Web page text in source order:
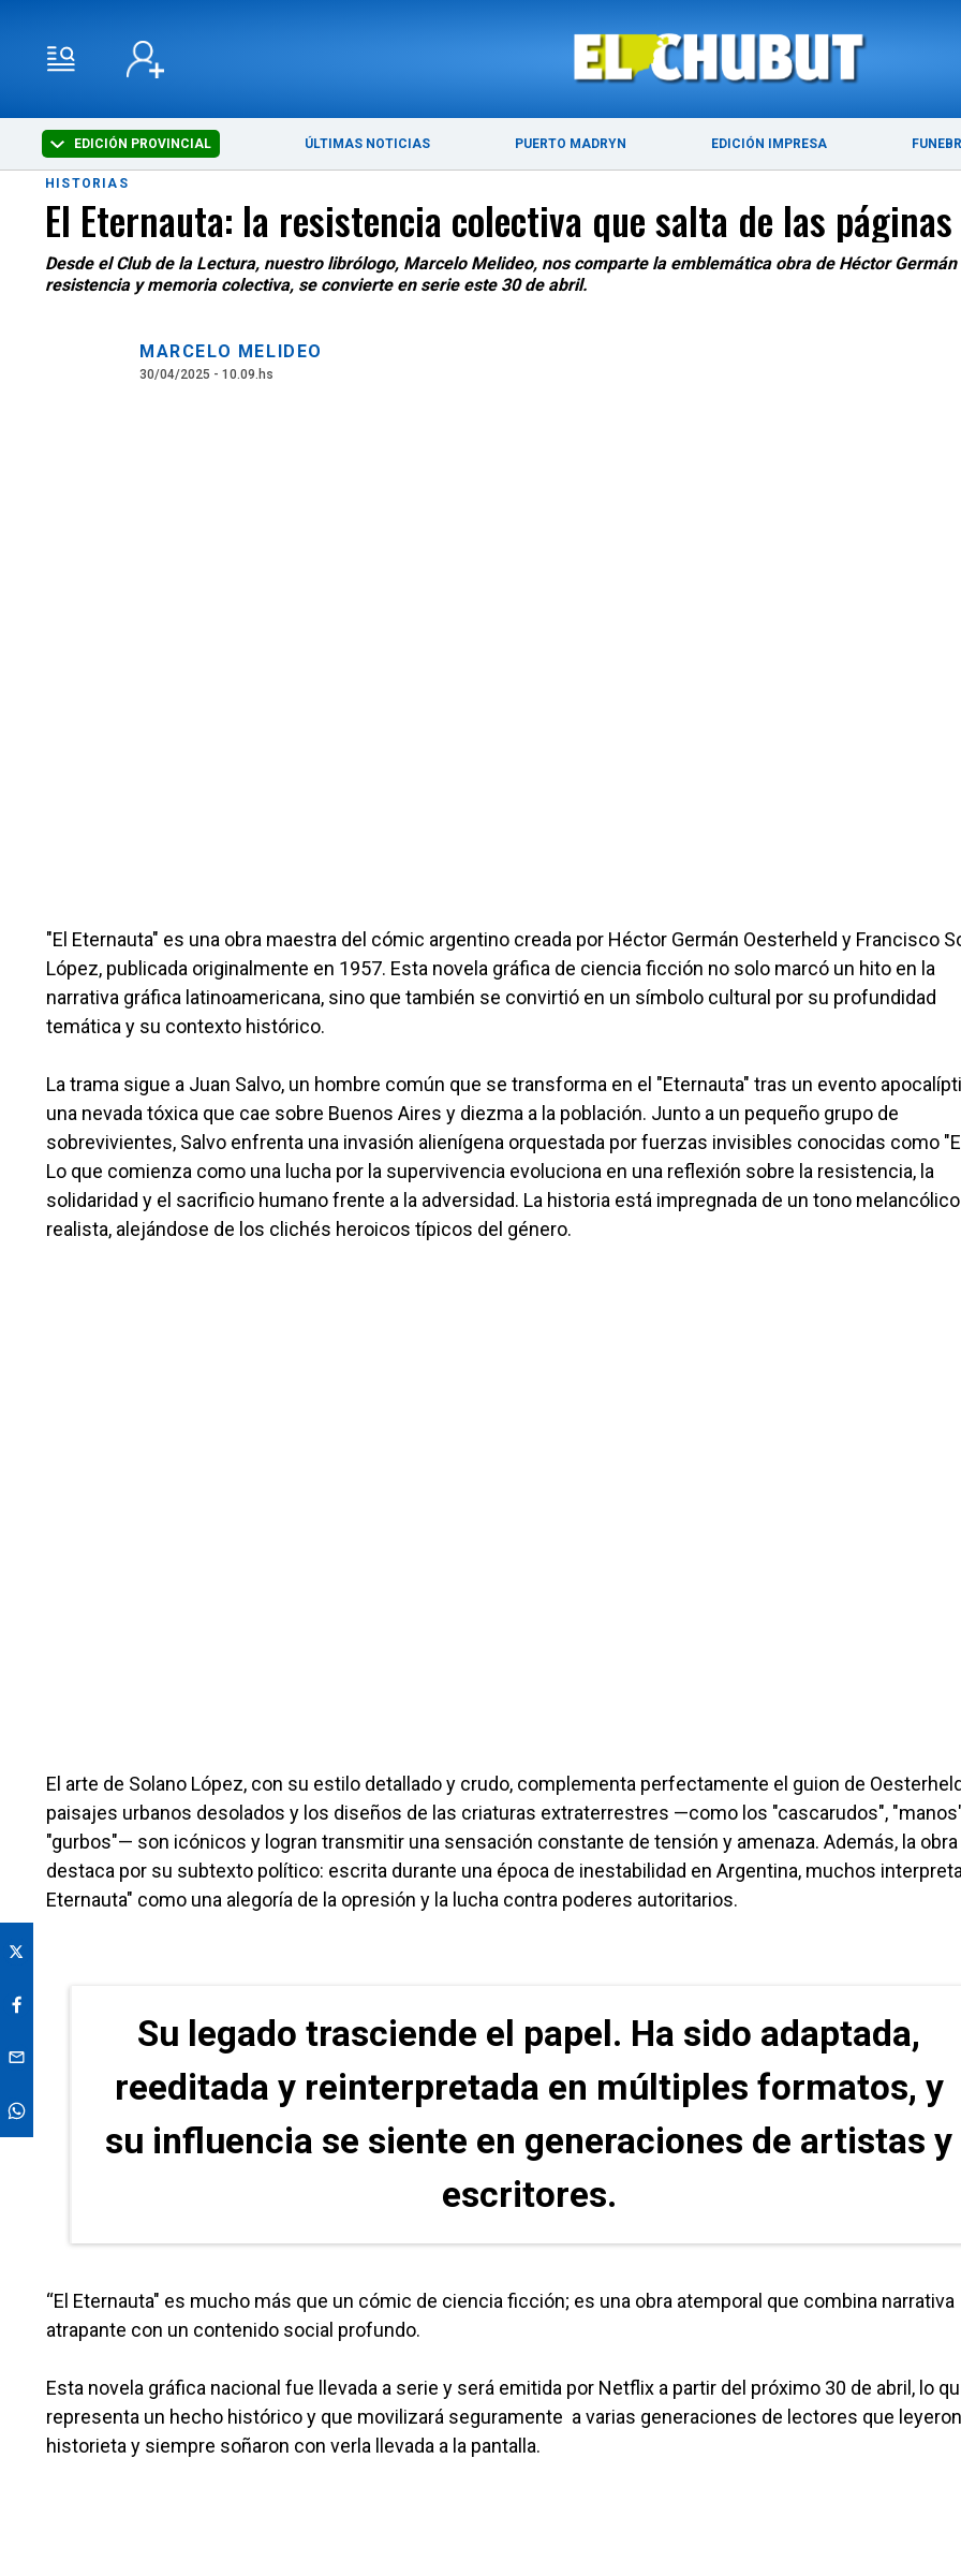
EDICIÓN PROVINCIAL ÚLTIMAS NOTICIAS PUERTO MADRYN EDICIÓN IMPRESA
ÚLTIMAS NOTICIAS PUERTO MADRYN
HISTORIAS
El Eternauta: la resistencia colectiva que salta de las
Desde el Club de la Lectura, nuestro librólogo, Marcelo Melideo, nos comparte la emblemática obra de Héctor
resistencia y memoria colectiva, se convierte en serie este 30 de abril.
MARCELO MELIDEO
30/04/2025 - 10.09.hs
"El Eternauta" es una obra maestra del cómic argentino creada por Héctor Germán Oesterheld y Francisco
López, publicada originalmente en 1957. Esta novela gráfica de ciencia ficción no solo marcó un hito en la
narrativa gráfica latinoamericana, sino que también se convirtió en un símbolo cultural por su profundidad
temática y su contexto histórico.
La trama sigue a Juan Salvo, un hombre común que se transforma en el "Eternauta" tras un evento
una nevada tóxica que cae sobre Buenos Aires y diezma a la población. Junto a un pequeño grupo de
sobrevivientes, Salvo enfrenta una invasión alienígena orquestada por fuerzas invisibles conocidas como
Lo que comienza como una lucha por la supervivencia evoluciona en una reflexión sobre la resistencia, la
solidaridad y el sacrificio humano frente a la adversidad. La historia está impregnada de un tono
realista, alejándose de los clichés heroicos típicos del género.
El arte de Solano López, con su estilo detallado y crudo, complementa perfectamente el guion de
paisajes urbanos desolados y los diseños de las criaturas extraterrestres —como los "cascarudos",
"gurbos"— son icónicos y logran transmitir una sensación constante de tensión y amenaza. Además, la obra
destaca por su subtexto político: escrita durante una época de inestabilidad en Argentina, muchos
Eternauta" como una alegoría de la opresión y la lucha contra poderes autoritarios.
Su legado trasciende el papel. Ha sido adaptada,
reeditada y reinterpretada en múltiples formatos, y
su influencia se siente en generaciones de artistas y
escritores.
“El Eternauta" es mucho más que un cómic de ciencia ficción; es una obra atemporal que combina narrativa
atrapante con un contenido social profundo.
Esta novela gráfica nacional fue llevada a serie y será emitida por Netflix a partir del próximo 30 de abril, lo
representa un hecho histórico y que movilizará seguramente a varias generaciones de lectores que
historieta y siempre soñaron con verla llevada a la pantalla.